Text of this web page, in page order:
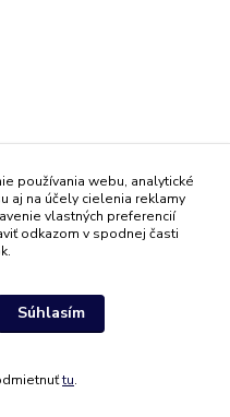
používania webu, analytické
aj na účely cielenia reklamy
vlastných preferencií
odkazom v spodnej časti
Súhlasím
tu.